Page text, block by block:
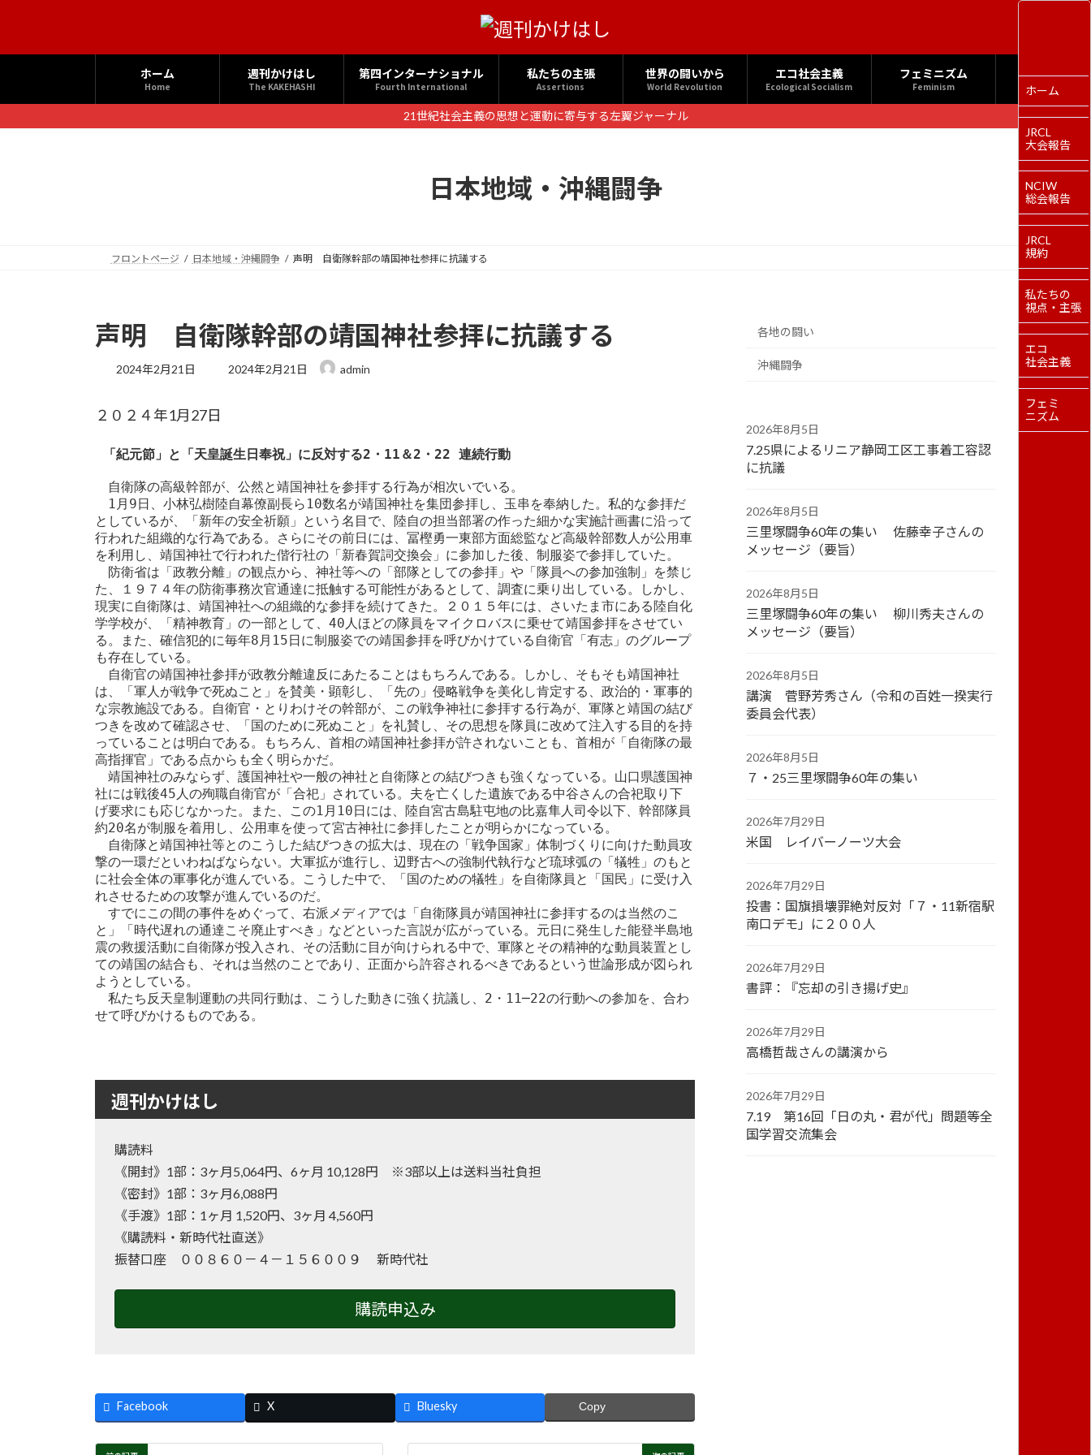
へ
ス
ョ
ン
ホーム
Home
週刊かけはし
The KAKEHASHI
第四インターナショナル
Fourth International
私たちの主張
Assertions
世界の闘いから
World Revolution
エコ社会主義
Ecological Socialism
フェミニズム
Feminism
21世紀社会主義の思想と運動に寄与する左翼ジャーナル
日本地域・沖縄闘争
フロントページ 日本地域・沖縄闘争 声明 自衛隊幹部の靖国神社参拝に抗議する
声明 自衛隊幹部の靖国神社参拝に抗議する
2024年2月21日
最
時
:
2024年2月21日 admin
２０２４年1月27日
「紀元節」と「天皇誕生日奉祝」に反対する2・11＆2・22 連続行動
自衛隊の高級幹部が、公然と靖国神社を参拝する行為が相次いでいる。
1月9日、小林弘樹陸自幕僚副長ら10数名が靖国神社を集団参拝し、玉串を奉納した。私的な参拝だ
としているが、「新年の安全祈願」という名目で、陸自の担当部署の作った細かな実施計画書に沿って
行われた組織的な行為である。さらにその前日には、冨樫勇一東部方面総監など高級幹部数人が公用車
を利用し、靖国神社で行われた偕行社の「新春賀詞交換会」に参加した後、制服姿で参拝していた。
防衛省は「政教分離」の観点から、神社等への「部隊としての参拝」や「隊員への参加強制」を禁じ
た、１９７４年の防衛事務次官通達に抵触する可能性があるとして、調査に乗り出している。しかし、
現実に自衛隊は、靖国神社への組織的な参拝を続けてきた。２０１５年には、さいたま市にある陸自化
学学校が、「精神教育」の一部として、40人ほどの隊員をマイクロバスに乗せて靖国参拝をさせてい
る。また、確信犯的に毎年8月15日に制服姿での靖国参拝を呼びかけている自衛官「有志」のグループ
も存在している。
自衛官の靖国神社参拝が政教分離違反にあたることはもちろんである。しかし、そもそも靖国神社
は、「軍人が戦争で死ぬこと」を賛美・顕彰し、「先の」侵略戦争を美化し肯定する、政治的・軍事的
な宗教施設である。自衛官・とりわけその幹部が、この戦争神社に参拝する行為が、軍隊と靖国の結び
つきを改めて確認させ、「国のために死ぬこと」を礼賛し、その思想を隊員に改めて注入する目的を持
っていることは明白である。もちろん、首相の靖国神社参拝が許されないことも、首相が「自衛隊の最
高指揮官」である点からも全く明らかだ。
靖国神社のみならず、護国神社や一般の神社と自衛隊との結びつきも強くなっている。山口県護国神
社には戦後45人の殉職自衛官が「合祀」されている。夫を亡くした遺族である中谷さんの合祀取り下
げ要求にも応じなかった。また、この1月10日には、陸自宮古島駐屯地の比嘉隼人司令以下、幹部隊員
約20名が制服を着用し、公用車を使って宮古神社に参拝したことが明らかになっている。
自衛隊と靖国神社等とのこうした結びつきの拡大は、現在の「戦争国家」体制づくりに向けた動員攻
撃の一環だといわねばならない。大軍拡が進行し、辺野古への強制代執行など琉球弧の「犠牲」のもと
に社会全体の軍事化が進んでいる。こうした中で、「国のための犠牲」を自衛隊員と「国民」に受け入
れさせるための攻撃が進んでいるのだ。
すでにこの間の事件をめぐって、右派メディアでは「自衛隊員が靖国神社に参拝するのは当然のこ
と」「時代遅れの通達こそ廃止すべき」などといった言説が広がっている。元日に発生した能登半島地
震の救援活動に自衛隊が投入され、その活動に目が向けられる中で、軍隊とその精神的な動員装置とし
ての靖国の結合も、それは当然のことであり、正面から許容されるべきであるという世論形成が図られ
ようとしている。
私たち反天皇制運動の共同行動は、こうした動きに強く抗議し、2・11─22の行動への参加を、合わ
せて呼びかけるものである。
週刊かけはし
購読料
《開封》1部：3ヶ月5,064円、6ヶ月 10,128円 ※3部以上は送料当社負担
《密封》1部：3ヶ月6,088円
《手渡》1部：1ヶ月 1,520円、3ヶ月 4,560円
《購読料・新時代社直送》
振替口座 ００８６０－４－１５６００９ 新時代社
購読申込み
Facebook X Bluesky Copy
各地の闘い
沖縄闘争
2026年8月5日
7.25県によるリニア静岡工区工事着工容認
に抗議
2026年8月5日
三里塚闘争60年の集い 佐藤幸子さんの
メッセージ（要旨）
2026年8月5日
三里塚闘争60年の集い 柳川秀夫さんの
メッセージ（要旨）
2026年8月5日
講演 菅野芳秀さん（令和の百姓一揆実行
委員会代表）
2026年8月5日
７・25三里塚闘争60年の集い
2026年7月29日
米国 レイバーノーツ大会
2026年7月29日
投書：国旗損壊罪絶対反対「７・11新宿駅
南口デモ」に２００人
2026年7月29日
書評：『忘却の引き揚げ史』
2026年7月29日
高橋哲哉さんの講演から
2026年7月29日
7.19 第16回「日の丸・君が代」問題等全
国学習交流集会
ホーム
JRCL
大会報告
NCIW
総会報告
JRCL
規約
私たちの
視点・主張
エコ
社会主義
フェミ
ニズム